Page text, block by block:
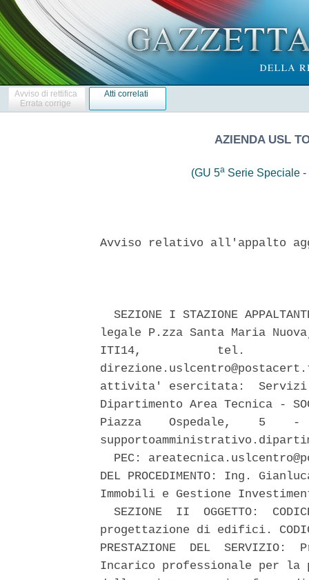
Avviso di rettifica
Errata corrige
Atti correlati
AZIENDA USL
(GU 5aSerie Speciale -
Avviso relativo all'appalto
SEZIONE I STAZIONE
legale P.zza Santa Maria
ITI14,           tel.
attivita' esercitata:
Dipartimento Area Tecnica -
Piazza    Ospedale,    5
PEC:
DEL PROCEDIMENTO: Ing.
Immobili e Gestione
SEZIONE  II  OGGETTO:
progettazione di edifici.
PRESTAZIONE  DEL  SERVIZIO:
Incarico professionale per la